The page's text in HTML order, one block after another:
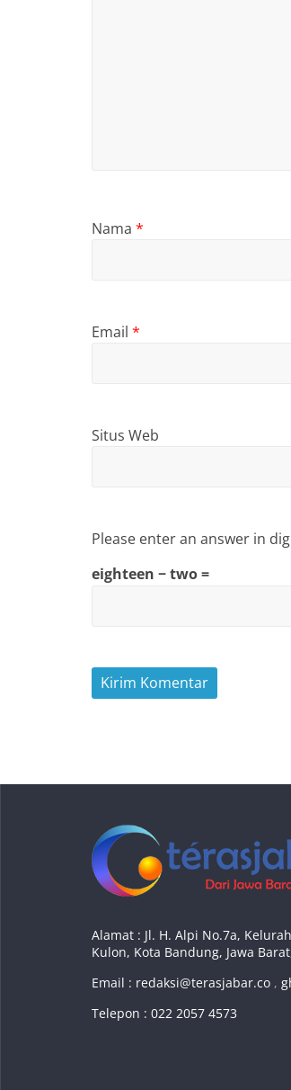
Nama *
Email *
Situs Web
Please enter an answer in
eighteen − two =
Alamat : Jl. H. Alpi No.7a,
Kulon, Kota Bandung, Jawa
Email : redaksi@terasjabar.co ,
Telepon : 022 2057 4573